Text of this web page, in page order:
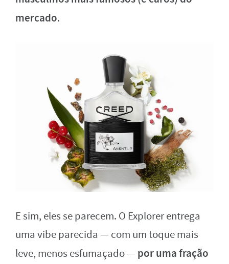
mercado.
E sim, eles se parecem. O Explorer entrega
uma vibe parecida — com um toque mais
leve, menos esfumaçado — por uma fração